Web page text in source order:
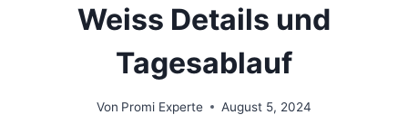
Weiss Details und
Tagesablauf
Von Promi Experte August 5, 2024